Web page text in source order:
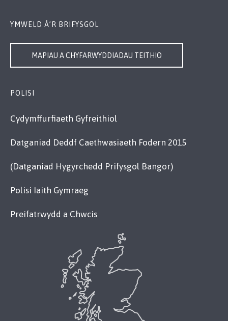
YMWELD Â’R BRIFYSGOL
MAPIAU A CHYFARWYDDIADAU TEITHIO
POLISI
Cydymffurfiaeth Gyfreithiol
Datganiad Deddf Caethwasiaeth Fodern 2015
(Datganiad Hygyrchedd Prifysgol Bangor)
Polisi Iaith Gymraeg
Preifatrwydd a Chwcis